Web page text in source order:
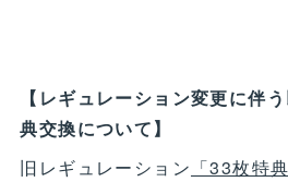
【レギュレーション変更に伴
典交換について】
旧レギュレーション 「33枚特